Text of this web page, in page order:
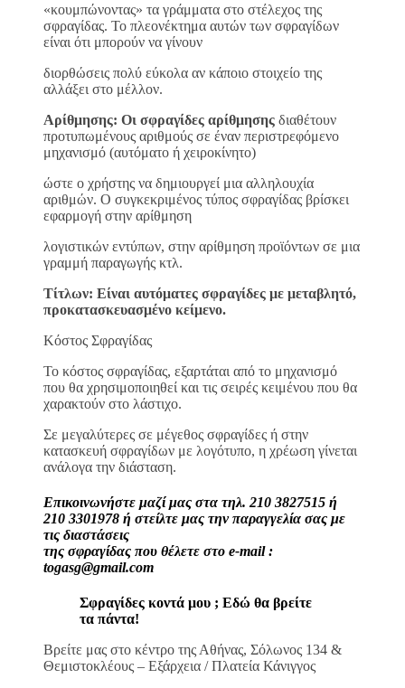
«κουμπώνοντας» τα γράμματα στο στέλεχος της
σφραγίδας. Το πλεονέκτημα αυτών των σφραγίδων
είναι ότι μπορούν να γίνουν
διορθώσεις πολύ εύκολα αν κάποιο στοιχείο της
αλλάξει στο μέλλον.
Αρίθμησης: Οι σφραγίδες αρίθμησης διαθέτουν
προτυπωμένους αριθμούς σε έναν περιστρεφόμενο
μηχανισμό (αυτόματο ή χειροκίνητο)
ώστε ο χρήστης να δημιουργεί μια αλληλουχία
αριθμών. Ο συγκεκριμένος τύπος σφραγίδας βρίσκει
εφαρμογή στην αρίθμηση
λογιστικών εντύπων, στην αρίθμηση προϊόντων σε μια
γραμμή παραγωγής κτλ.
Τίτλων: Είναι αυτόματες σφραγίδες με μεταβλητό,
προκατασκευασμένο κείμενο.
Κόστος Σφραγίδας
Το κόστος σφραγίδας, εξαρτάται από το μηχανισμό
που θα χρησιμοποιηθεί και τις σειρές κειμένου που θα
χαρακτούν στο λάστιχο.
Σε μεγαλύτερες σε μέγεθος σφραγίδες ή στην
κατασκευή σφραγίδων με λογότυπο, η χρέωση γίνεται
ανάλογα την διάσταση.
Επικοινωνήστε μαζί μας στα τηλ. 210 3827515 ή
210 3301978 ή στείλτε μας την παραγγελία σας με
τις διαστάσεις
της σφραγίδας που θέλετε στο e-mail :
togasg@gmail.com
Σφραγίδες κοντά μου ; Εδώ θα βρείτε
τα πάντα!
Βρείτε μας στο κέντρο της Αθήνας, Σόλωνος 134 &
Θεμιστοκλέους – Εξάρχεια / Πλατεία Κάνιγγος